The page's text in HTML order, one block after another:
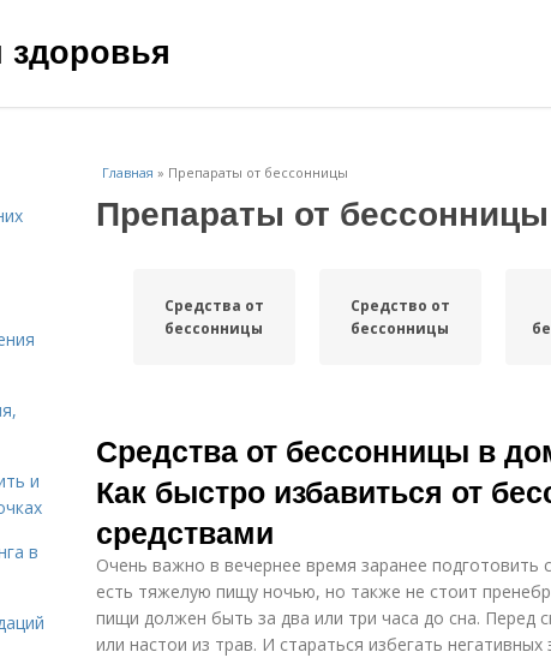
Главная » Препараты от бессонницы
Препараты от бессонницы
Средства от
бессонницы
Средство от
бессонницы
Средства от бессонницы в
Как быстро избавиться от
средствами
Очень важно в вечернее время заранее подготовить
есть тяжелую пищу ночью, но также не стоит
пищи должен быть за два или три часа до сна. Перед
или настои из трав. И стараться избегать
и
в